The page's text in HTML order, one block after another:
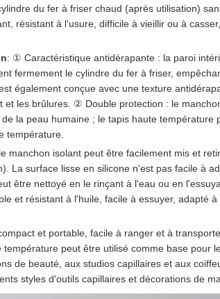
du fer à friser chaud (après utilisation)
résistant à l'usure, difficile à vieillir ou à
: ① Caractéristique antidérapante : la paroi
fermement le cylindre du fer à friser,
également conçue avec une texture
et les brûlures. ② Double protection : le
la peau humaine ; le tapis haute température
température.
manchon isolant peut être facilement mis et
La surface lisse en silicone n'est pas facile à
être nettoyé en le rinçant à l'eau ou en
et résistant à l'huile, facile à essuyer, adapté
et portable, facile à ranger et à
peut être utilisé comme base pour
de beauté, aux studios capillaires et aux
styles d'outils capillaires et décorations de